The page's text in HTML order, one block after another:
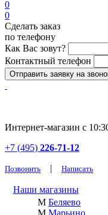
0
0
Сделать заказ
по телефону
Как Вас зовут?
Контактный телефон
Интернет-магазин с
+7 (495) 226-71-12
Позвонить | Написать
Наши магазины
М Беляево
М Марьино